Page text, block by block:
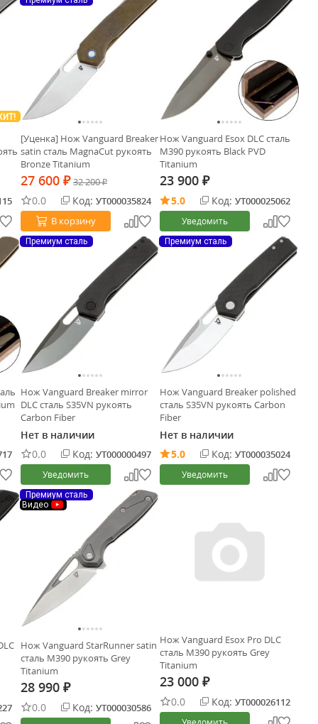
[Уценка] Нож Vanguard Breaker
satin сталь MagnaCut рукоять
Bronze Titanium
27 600 ₽ 32 200₽
0.0 Код: УТ000035824
В корзину
Нож Vanguard Esox DLC сталь
M390 рукоять Black PVD
Titanium
23 900 ₽
5.0 Код: УТ000025062
Уведомить
Премиум сталь
Нож Vanguard Breaker mirror
DLC сталь S35VN рукоять
Carbon Fiber
Нет в наличии
0.0
Код: УТ000000497
Уведомить
Премиум сталь
Нож Vanguard Breaker polished
сталь S35VN рукоять Carbon
Fiber
Нет в наличии
5.0
Код: УТ000035024
Уведомить
Премиум сталь
Видео
Нож Vanguard StarRunner satin
сталь M390 рукоять Grey
Titanium
28 990 ₽
0.0 Код: УТ000030586
Нож Vanguard Esox Pro DLC
сталь M390 рукоять Grey
Titanium
23 000 ₽
0.0 Код: УТ000026112